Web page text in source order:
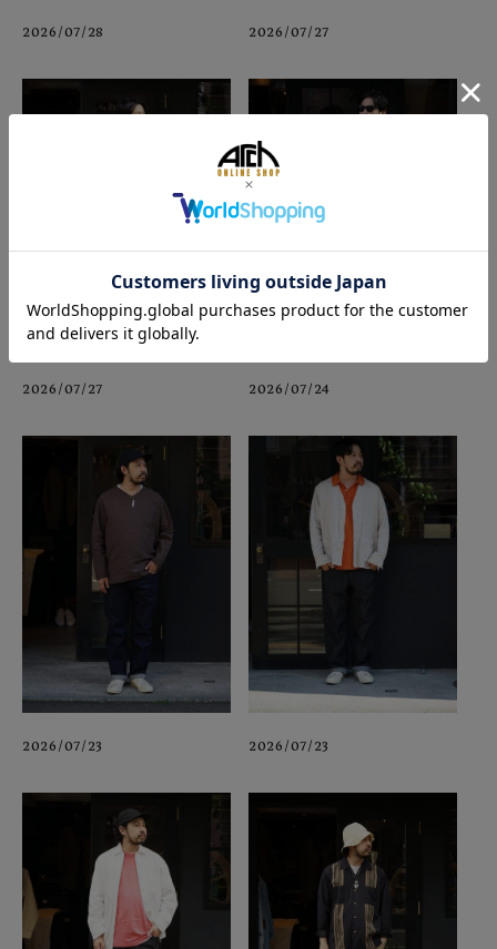
2026/07/28 2026/07/27
2026/07/27 2026/07/24
2026/07/23 2026/07/23